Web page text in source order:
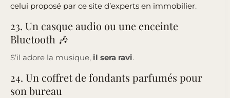
celui proposé par ce site d’experts en immobilier.
23. Un casque audio ou une enceinte
Bluetooth 🎶
S’il adore la musique, il sera ravi.
24. Un coffret de fondants parfumés pour
son bureau